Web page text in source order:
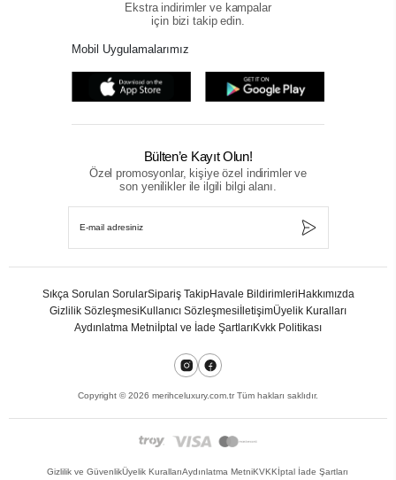
Ekstra indirimler ve kampalar
için bizi takip edin.
Mobil Uygulamalarımız
Bülten’e Kayıt Olun!
Özel promosyonlar, kişiye özel indirimler ve
son yenilikler ile ilgili bilgi alanı.
Sıkça Sorulan SorularSipariş TakipHavale Bildirimleri Hakkımızda
Gizlilik Sözleşmesi Kullanıcı Sözleşmesi İletişimÜyelik Kuralları
Aydınlatma Metni İptal ve İade ŞartlarıKvkk Politikası
Copyright ©2026 merihceluxury.com.tr Tüm hakları saklıdır.
Gizlilik ve GüvenlikÜyelik KurallarıAydınlatma MetniKVKKİptal İade Şartları